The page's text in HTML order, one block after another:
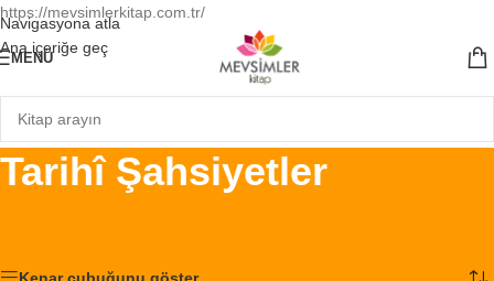
https://mevsimlerkitap.com.tr/
Navigasyona atla
Ana içeriğe geç
MENÜ
Tarihî Şahsiyetler